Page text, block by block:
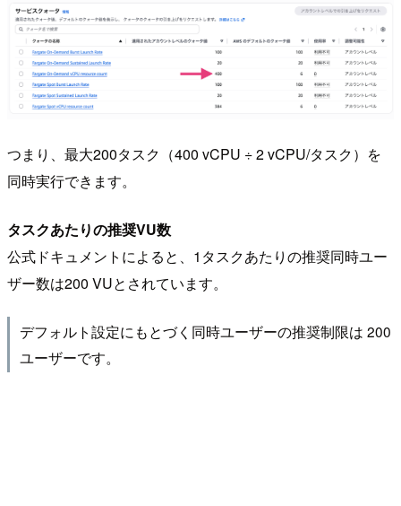
つまり、最大200タスク（400 vCPU ÷ 2 vCPU/タスク）を
同時実行できます。
タスクあたりの推奨VU数
公式ドキュメントによると、1タスクあたりの推奨同時ユー
ザー数は200 VUとされています。
デフォルト設定にもとづく同時ユーザーの推奨制限は 200
ユーザーです。